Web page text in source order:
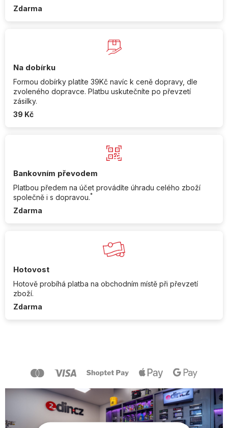
Zdarma
Na dobírku
Formou dobírky platíte 39Kč navíc k ceně dopravy, dle
zvoleného dopravce. Platbu uskutečníte po převzetí
zásilky.
39 Kč
Bankovním převodem
Platbou předem na účet provádíte úhradu celého zboží
společně i s dopravou.*
Zdarma
Hotovost
Hotově probíhá platba na obchodním místě při převzetí
zboží.
Zdarma